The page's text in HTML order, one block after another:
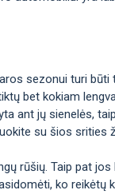
sezonui turi
bet kokiam
ant jų sienelės,
su šios srities
rūšių. Taip pat
ko